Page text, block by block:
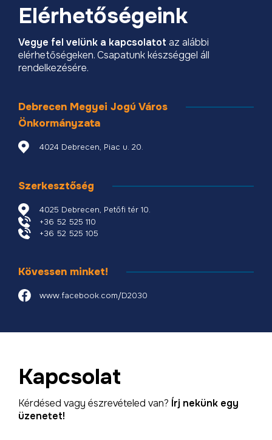
Elérhetőségeink
Vegye fel velünk a kapcsolatot az alábbi
elérhetőségeken. Csapatunk készséggel áll
rendelkezésére.
Debrecen Megyei Jogú Város
Önkormányzata
4024 Debrecen, Piac u. 20.
Szerkesztőség
4025 Debrecen, Petőfi tér 10.
+36 52 525 110
+36 52 525 105
Kövessen minket!
www.facebook.com/D2030
Kapcsolat
Kérdésed vagy észrevételed van? Írj nekünk egy
üzenetet!